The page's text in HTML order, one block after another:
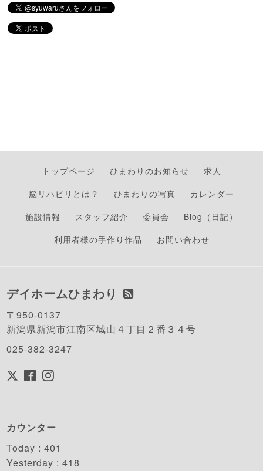
トップページ ひまわりのお知らせ
求人
脳リハビリとは？
ひまわりの写真
カレンダー
施設情報
スタッフ紹介 委員会
Blog（日記）
利用者様の手作り作品
お問い合わせ
デイホームひまわり
〒950-0137
新潟県新潟市江南区城山４丁目２番３４号
025-382-3247
カウンター
Today :401
Yesterday :418